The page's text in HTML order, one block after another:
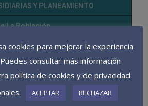
Y PLANEAMIENTO
La Población
Torre de Los Bustamante
cookies para mejorar la experiencia
consultar más información
política de cookies y de privacidad
ACEPTAR RECHAZAR